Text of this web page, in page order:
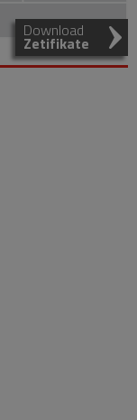
Download
Zetifikate